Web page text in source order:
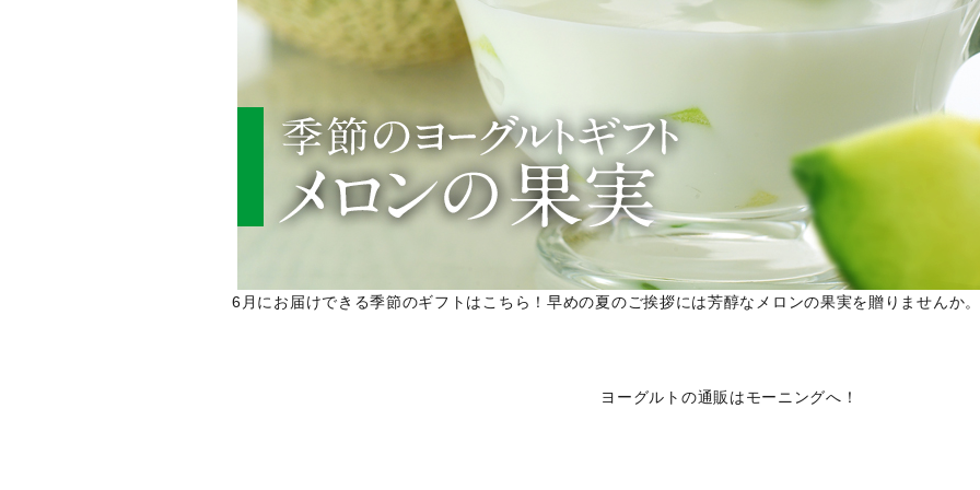
6月にお届けできる季節のギフトはこちら！早めの夏のご挨拶には芳醇なメロンの果実を贈りませんか。
ヨーグルトの通販はモーニングへ！